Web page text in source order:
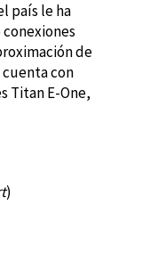
país le ha
de
con
Titan E-One,
)